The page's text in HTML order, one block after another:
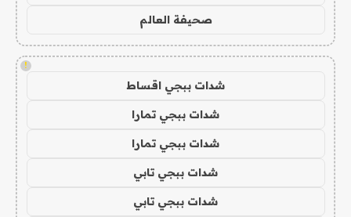
صحيفة العالم
!
شدات ببجي اقساط
شدات ببجي تمارا
شدات ببجي تمارا
شدات ببجي تابي
شدات ببجي تابي